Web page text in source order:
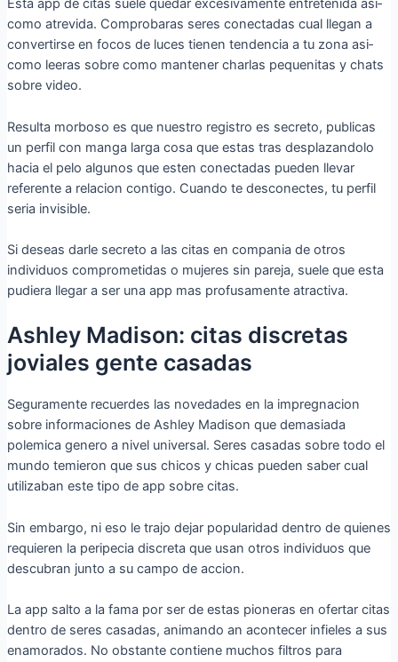
Esta app de citas suele quedar excesivamente entretenida asi­
como atrevida. Comprobaras seres conectadas cual llegan a
convertirse en focos de luces tienen tendencia a tu zona asi­
como leeras sobre como mantener charlas pequenitas y chats
sobre video.
Resulta morboso es que nuestro registro es secreto, publicas
un perfil con manga larga cosa que estas tras desplazandolo
hacia el pelo algunos que esten conectadas pueden llevar
referente a relacion contigo. Cuando te desconectes, tu perfil
seria invisible.
Si deseas darle secreto a las citas en compania de otros
individuos comprometidas o mujeres sin pareja, suele que esta
pudiera llegar a ser una app mas profusamente atractiva.
Ashley Madison: citas discretas
joviales gente casadas
Seguramente recuerdes las novedades en la impregnacion
sobre informaciones de Ashley Madison que demasiada
polemica genero a nivel universal. Seres casadas sobre todo el
mundo temieron que sus chicos y chicas pueden saber cual
utilizaban este tipo de app sobre citas.
Sin embargo, ni eso le trajo dejar popularidad dentro de quienes
requieren la peripecia discreta que usan otros individuos que
descubran junto a su campo de accion.
La app salto a la fama por ser de estas pioneras en ofertar citas
dentro de seres casadas, animando an acontecer infieles a sus
enamorados. No obstante contiene muchos filtros para